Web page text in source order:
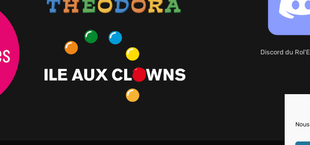
Discord du